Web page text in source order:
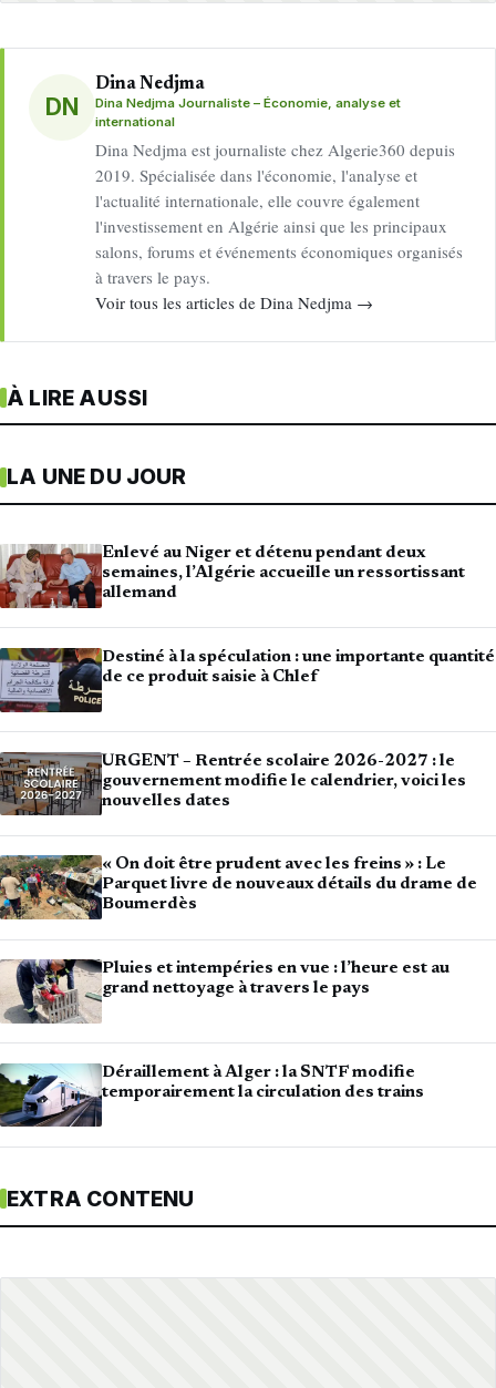
DN
Dina Nedjma
Dina Nedjma Journaliste – Économie, analyse et
international
Dina Nedjma est journaliste chez Algerie360 depuis
2019. Spécialisée dans l'économie, l'analyse et
l'actualité internationale, elle couvre également
l'investissement en Algérie ainsi que les principaux
salons, forums et événements économiques organisés
à travers le pays.
Voir tous les articles de Dina Nedjma →
À LIRE AUSSI
LA UNE DU JOUR
Enlevé au Niger et détenu pendant deux
semaines, l’Algérie accueille un ressortissant
allemand
Destiné à la spéculation : une importante quantité
de ce produit saisie à Chlef
URGENT – Rentrée scolaire 2026-2027 : le
gouvernement modifie le calendrier, voici les
nouvelles dates
« On doit être prudent avec les freins » : Le
Parquet livre de nouveaux détails du drame de
Boumerdès
Pluies et intempéries en vue : l’heure est au
grand nettoyage à travers le pays
Déraillement à Alger : la SNTF modifie
temporairement la circulation des trains
EXTRA CONTENU